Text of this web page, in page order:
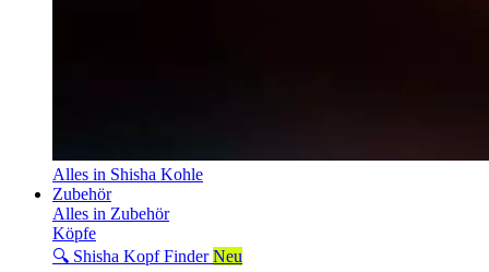
Alles in Shisha Kohle
Zubehör
Alles in Zubehör
Köpfe
🔍 Shisha Kopf Finder Neu